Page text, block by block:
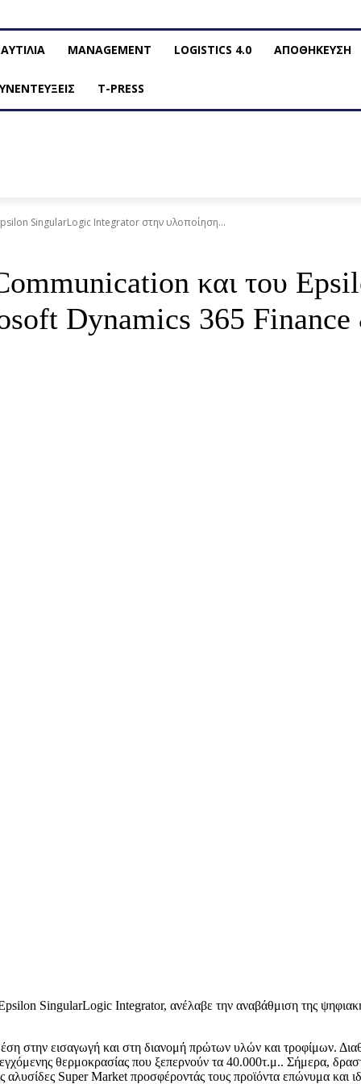
MANAGEMENT LOGISTICS 4.0 ΑΠΟΘΗΚΕΥΣΗ
T-PRESS
SingularLogic Integrator στην υλοποίηση...
και του
Dynamics 365
SingularLogic Integrator, ανέλαβε την αναβάθμιση της
στην εισαγωγή και στη διανομή πρώτων υλών και τροφίμων.
θερμοκρασίας που ξεπερνούν τα 40.000τ.μ.. Σήμερα,
Super Market προσφέροντάς τους προϊόντα επώνυμα και